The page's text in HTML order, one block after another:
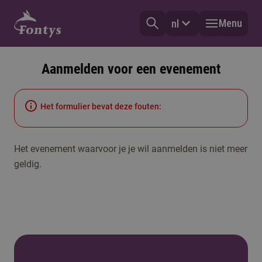
nl Menu
Aanmelden voor een evenement
Het formulier bevat deze fouten:
Het evenement waarvoor je je wil aanmelden is niet meer
geldig.